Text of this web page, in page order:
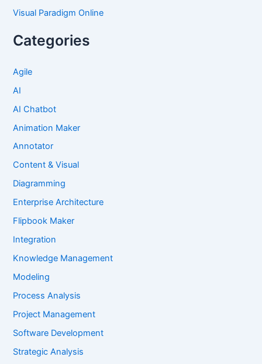
Visual Paradigm Online
Categories
Agile
AI
AI Chatbot
Animation Maker
Annotator
Content & Visual
Diagramming
Enterprise Architecture
Flipbook Maker
Integration
Knowledge Management
Modeling
Process Analysis
Project Management
Software Development
Strategic Analysis